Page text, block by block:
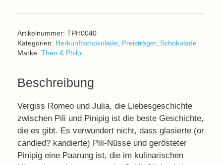
Artikelnummer: TPH0040
Kategorien: Herkunftschokolade, Preisträger, Schokolade
Marke: Theo & Philo
Beschreibung
Vergiss Romeo und Julia, die Liebesgeschichte
zwischen Pili und Pinipig ist die beste Geschichte,
die es gibt. Es verwundert nicht, dass glasierte (or
candied? kandierte) Pili-Nüsse und gerösteter
Pinipig eine Paarung ist, die im kulinarischen